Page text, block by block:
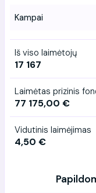
Kampai
Iš viso laimėtojų
17 167
Laimėtas prizinis
77 175,00 €
Vidutinis laimėjimas
4,50 €